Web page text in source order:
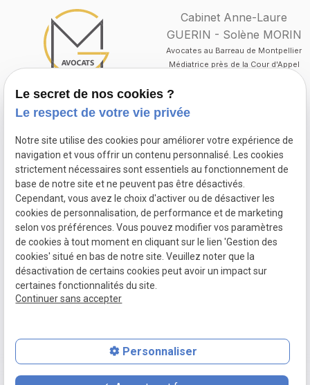
Contactez-nous au
04 67 54 38 05
Du lundi au
vendredi :
de 9h00 à 18h00
Siret
88808219500015
Cabinet Anne-Laure
GUERIN - Solène MORIN
Avocates au Barreau de Montpellier
Médiatrice près de la Cour d'Appel
Mentions
légales
Plan du site
Politique de
confidentialité
Le secret de nos cookies ?
Le respect de votre vie privée
Notre site utilise des cookies pour améliorer votre expérience de
navigation et vous offrir un contenu personnalisé. Les cookies
strictement nécessaires sont essentiels au fonctionnement de
base de notre site et ne peuvent pas être désactivés.
Cependant, vous avez le choix d'activer ou de désactiver les
cookies de personnalisation, de performance et de marketing
selon vos préférences. Vous pouvez modifier vos paramètres
de cookies à tout moment en cliquant sur le lien 'Gestion des
cookies' situé en bas de notre site. Veuillez noter que la
désactivation de certains cookies peut avoir un impact sur
certaines fonctionnalités du site.
Continuer sans accepter
Personnaliser